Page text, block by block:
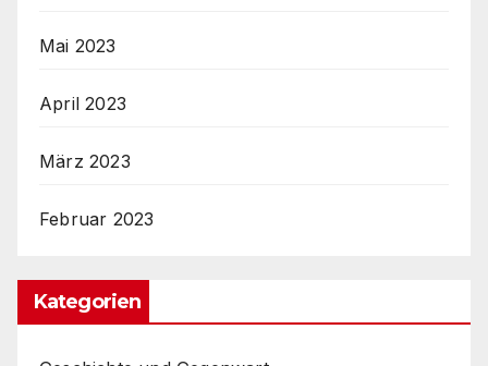
Mai 2023
April 2023
März 2023
Februar 2023
Kategorien